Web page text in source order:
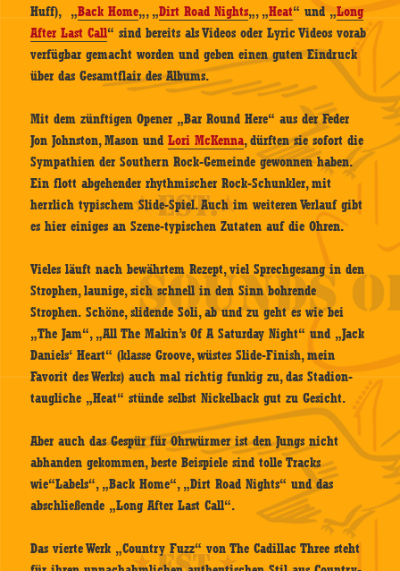
Huff), „Back Home„, „Dirt Road Nights„, „Heat“ und „Long
After Last Call“ sind bereits als Videos oder Lyric Videos vorab
verfügbar gemacht worden und geben einen guten Eindruck
über das Gesamtflair des Albums.
Mit dem zünftigen Opener „Bar Round Here“ aus der Feder
Jon Johnston, Mason undLori McKenna, dürften sie sofort die
Sympathien der Southern Rock-Gemeinde gewonnen haben.
Ein flott abgehender rhythmischer Rock-Schunkler, mit
herrlich typischem Slide-Spiel. Auch im weiteren Verlauf gibt
es hier einiges an Szene-typischen Zutaten auf die Ohren.
Vieles läuft nach bewährtem Rezept, viel Sprechgesang in den
Strophen, launige, sich schnell in den Sinn bohrende
Strophen. Schöne, slidende Soli, ab und zu geht es wie bei
„The Jam“, „All The Makin’s Of A Saturday Night“ und „Jack
Daniels‘ Heart“ (klasse Groove, wüstes Slide-Finish, mein
Favorit des Werks) auch mal richtig funkig zu, das Stadion-
taugliche „Heat“ stünde selbst Nickelback gut zu Gesicht.
Aber auch das Gespür für Ohrwürmer ist den Jungs nicht
abhanden gekommen, beste Beispiele sind tolle Tracks
wie“Labels“, „Back Home“, „Dirt Road Nights“ und das
abschließende „Long After Last Call“.
Das vierte Werk „Country Fuzz“ von The Cadillac Three steht